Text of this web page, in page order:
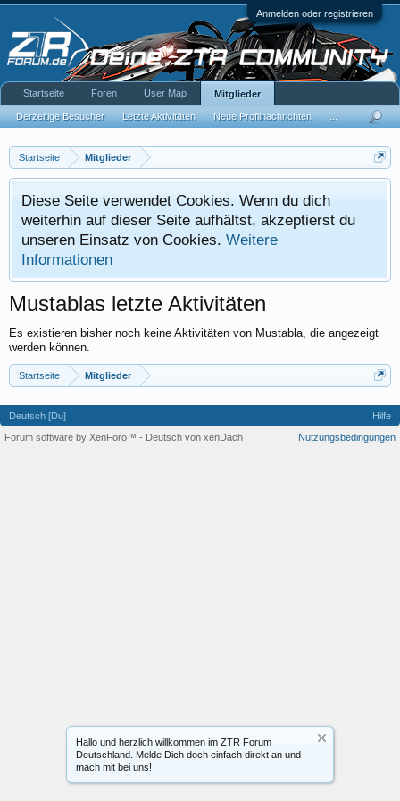
Anmelden oder registrieren
Startseite Mitglieder
Diese Seite verwendet Cookies. Wenn du dich
weiterhin auf dieser Seite aufhältst, akzeptierst du
unseren Einsatz von Cookies. Weitere
Informationen
Hallo und herzlich willkommen im ZTR Forum
Deutschland. Melde Dich doch einfach direkt an und
mach mit bei uns!
Mustablas letzte Aktivitäten
Es existieren bisher noch keine Aktivitäten von Mustabla, die angezeigt
werden können.
Startseite Mitglieder
Startseite Foren User Map Mitglieder
Derzeitige Besucher Letzte Aktivitäten Neue Profilnachrichten
Deutsch [Du]
Hilfe
Nutzungsbedingungen
Forum software by XenForo™ - Deutsch von xenDach